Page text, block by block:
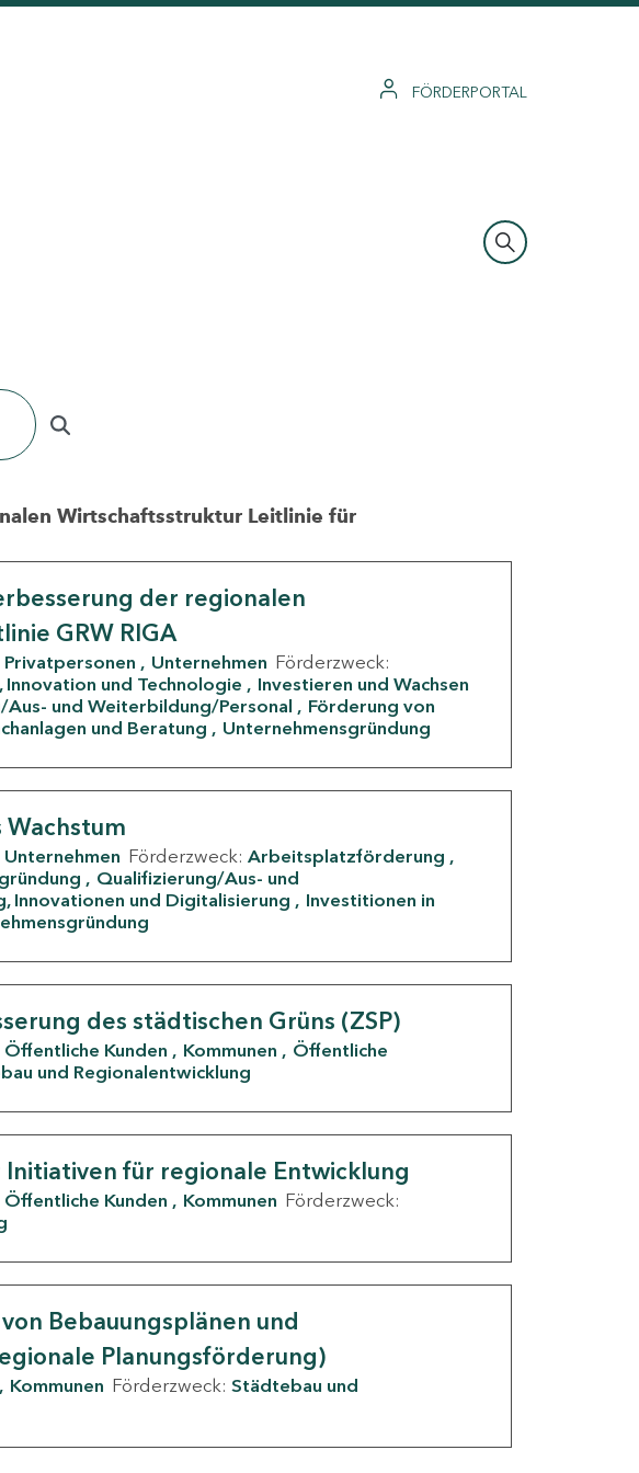
FÖRDERPORTAL
Wirtschaftsstruktur Leitlinie für
der regionalen
GRW RIGA
Privatpersonen Unternehmen Förderzweck:
Innovation und Technologie
Investieren und Wachsen
und Weiterbildung/Personal
Förderung von
und Beratung Unternehmensgründung
Unternehmen Förderzweck: Arbeitsplatzförderung
Qualifizierung/Aus- und
Innovationen und Digitalisierung
Investitionen in
des städtischen Grüns (ZSP)
Öffentliche Kunden Kommunen
Öffentliche
und Regionalentwicklung
für regionale Entwicklung
Öffentliche Kunden Kommunen Förderzweck:
Bebauungsplänen und
Planungsförderung)
Kommunen Förderzweck: Städtebau und